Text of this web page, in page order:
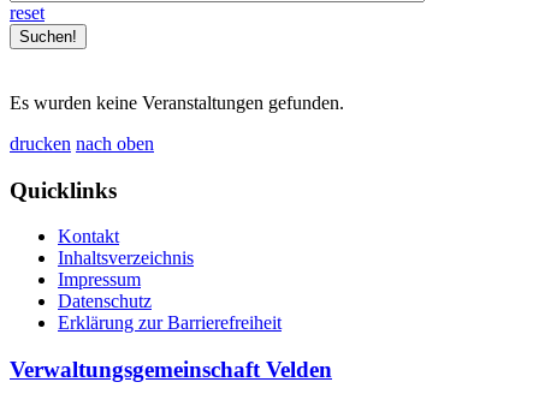
reset
Es wurden keine Veranstaltungen gefunden.
drucken nach oben
Quicklinks
Kontakt
Inhaltsverzeichnis
Impressum
Datenschutz
Erklärung zur Barrierefreiheit
Verwaltungsgemeinschaft Velden